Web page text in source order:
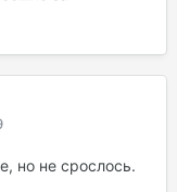
но не срослось.